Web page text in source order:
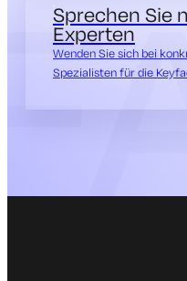
Sprechen Sie
Experten
Wenden Sie sich bei
Spezialisten für die